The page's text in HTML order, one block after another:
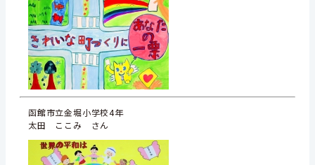
函館市立金堀小学校4年
太田 ここみ さん